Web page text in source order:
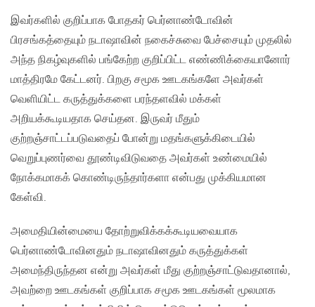
இவர்களில் குறிப்பாக போதகர் பெர்னாண்டோவின்
பிரசங்கத்தையும் நடாஷாவின் நகைச்சுவை பேச்சையும் முதலில்
அந்த நிகழ்வுகளில் பங்கேற்ற குறிப்பிட்ட எண்ணிக்கையானோர்
மாத்திரமே கேட்டனர். பிறகு சமூக ஊடகங்களே அவர்கள்
வெளியிட்ட கருத்துக்களை பரந்தளவில் மக்கள்
அறியக்கூடியதாக செய்தன. இருவர் மீதும்
குற்றஞ்சாட்டப்படுவதைப் போன்று மதங்களுக்கிடையில்
வெறுப்புணர்வை தூண்டிவிடுவதை அவர்கள் உண்மையில்
நோக்கமாகக் கொண்டிருந்தார்களா என்பது முக்கியமான
கேள்வி.
அமைதியின்மையை தோற்றுவிக்கக்கூடியவையாக
பெர்னாண்டோவினதும் நடாஷாவினதும் கருத்துக்கள்
அமைந்திருந்தன என்று அவர்கள் மீது குற்றஞ்சாட்டுவதானால்,
அவற்றை ஊடகங்கள் குறிப்பாக சமூக ஊடகங்கள் மூலமாக